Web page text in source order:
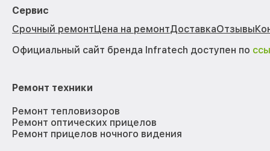
Сервис
Срочный ремонтЦена на ремонтДоставкаОтзывы
Официальный сайт бренда Infratech доступен по
Ремонт техники
Ремонт тепловизоров
Ремонт оптических прицелов
Ремонт прицелов ночного видения